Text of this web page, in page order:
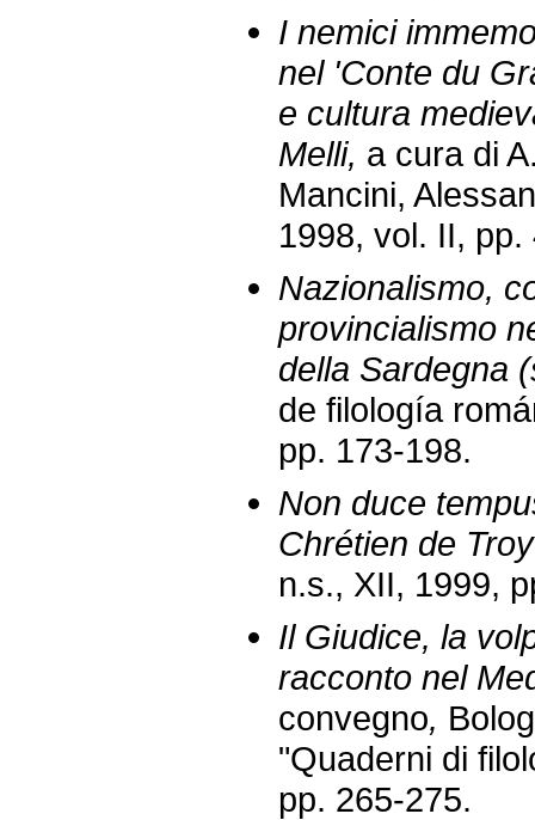
I nemici
nel 'Conte du
e cultura
Melli, a cura di
Mancini,
1998, vol. II, pp.
Nazionalismo,
provincialismo
della Sardegna
de filología
pp. 173-198.
Non duce
Chrétien de
n.s., XII, 1999,
Il Giudice, la
racconto nel
convegno,
"Quaderni di
pp. 265-275.